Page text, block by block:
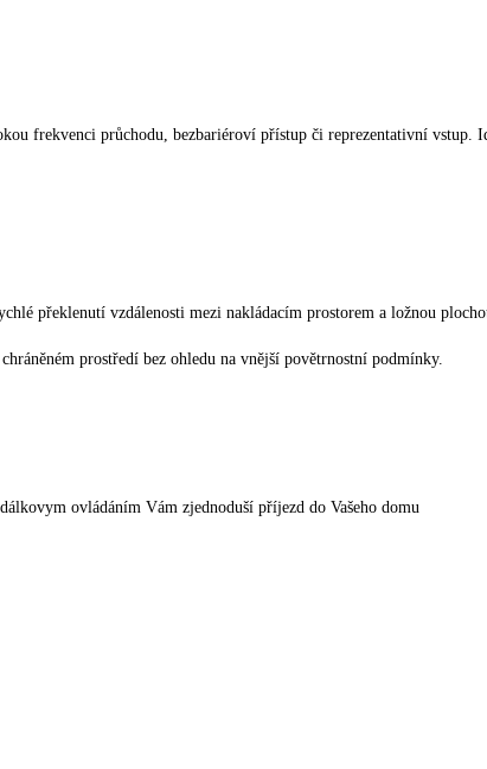
frekvenci průchodu, bezbariéroví přístup či reprezentativní vstup.
překlenutí vzdálenosti mezi nakládacím prostorem a ložnou
prostředí bez ohledu na vnější povětrnostní podmínky.
ovládáním Vám zjednoduší příjezd do Vašeho domu